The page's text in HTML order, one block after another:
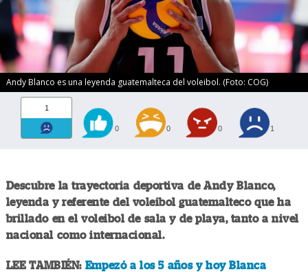
Andy Blanco es una leyenda guatemalteca del voleibol. (Foto: COG)
1
0 0 0 1
Descubre la trayectoria deportiva de Andy Blanco,
leyenda y referente del voleibol guatemalteco que ha
brillado en el voleibol de sala y de playa, tanto a nivel
nacional como internacional.
LEE TAMBIÉN: Empezó a los 5 años y hoy Blanca